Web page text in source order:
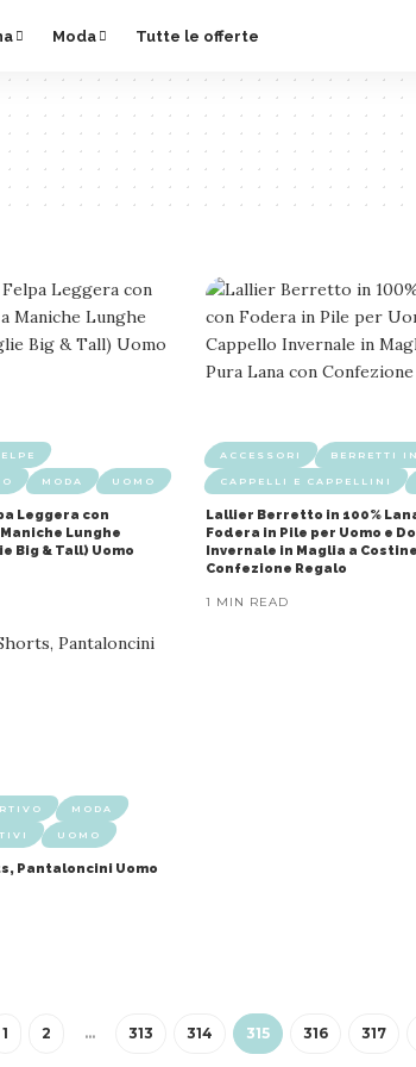
Moda Tutte le offerte
MODA UOMO
Leggera con
Lunghe
Big & Tall) Uomo
ACCESSORI BERRETTI
CAPPELLI E CAPPELLINI
Lallier Berretto in 100%
Fodera in Pile per Uomo e
Invernale in Maglia a
Confezione Regalo
1 MIN READ
MODA
UOMO
Pantaloncini Uomo
1 2 … 313 314 315 316 317